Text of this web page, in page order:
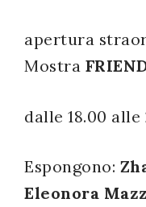
apertura
Mostra
dalle 18.00 alle
Espongono:
Eleonora
Registrazione
avvenuta con